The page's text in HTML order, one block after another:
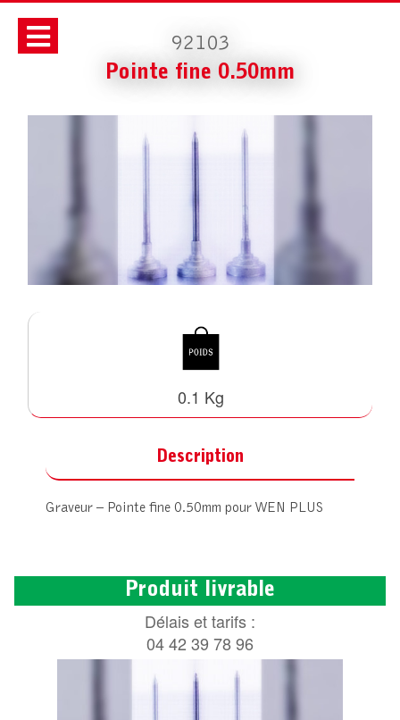
92103
Pointe fine 0.50mm
0.1 Kg
Description
Graveur – Pointe fine 0.50mm pour WEN PLUS
Produit livrable
Délais et tarifs :
04 42 39 78 96